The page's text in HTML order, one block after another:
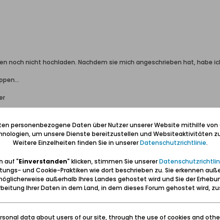
noch nicht hochladen. Nachdem sie mich angeschrieben hat, habe
Geborgen sein und eine Heimat haben (Carl Lange)
Führer und Volontär in der Gedenkstätte/Museum "Deutsches
po muzeum "Muzeum Stutthof w Sztutowie - Niemiecki
personenbezogene Daten über Nutzer unserer Website mithilfe von
um unsere Dienste bereitzustellen und Websiteaktivitäten
Weitere Einzelheiten finden Sie in unsererDatenschutzrichtlinie.
auf "Einverstanden" klicken, stimmen Sie unserer
und Cookie-Praktiken wie dort beschrieben zu. Sie erkennen
außerhalb Ihres Landes gehostet wird und Sie der
Ihrer Daten in dem Land, in dem dieses Forum gehostet wird,
data about users of our site, through the use of cookies and